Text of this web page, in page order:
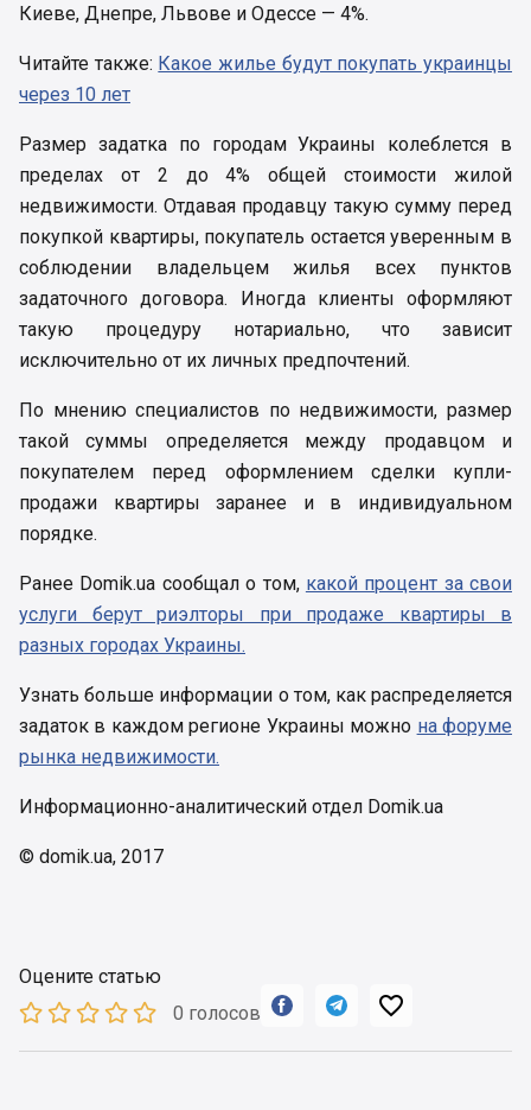
Киеве, Днепре, Львове и Одессе — 4%.
Читайте также: Какое жилье будут покупать украинцы
через 10 лет
Размер задатка по городам Украины колеблется в
пределах от 2 до 4% общей стоимости жилой
недвижимости. Отдавая продавцу такую сумму перед
покупкой квартиры, покупатель остается уверенным в
соблюдении владельцем жилья всех пунктов
задаточного договора. Иногда клиенты оформляют
такую процедуру нотариально, что зависит
исключительно от их личных предпочтений.
По мнению специалистов по недвижимости, размер
такой суммы определяется между продавцом и
покупателем перед оформлением сделки купли-
продажи квартиры заранее и в индивидуальном
порядке.
Ранее Domik.ua сообщал о том, какой процент за свои
услуги берут риэлторы при продаже квартиры в
разных городах Украины.
Узнать больше информации о том, как распределяется
задаток в каждом регионе Украины можно на форуме
рынка недвижимости.
Информационно-аналитический отдел Domik.ua
© domik.ua, 2017
Оцените статью
0 голосов
  